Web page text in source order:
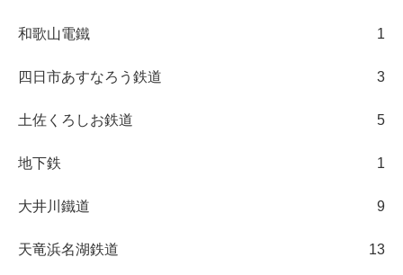
和歌山電鐵 1
四日市あすなろう鉄道 3
土佐くろしお鉄道 5
地下鉄 1
大井川鐵道 9
天竜浜名湖鉄道 13